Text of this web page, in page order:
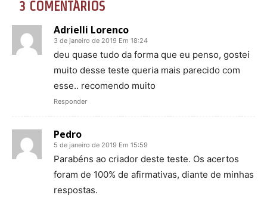
3 COMENTÁRIOS
Adrielli Lorenco
3 de janeiro de 2019 Em 18:24
deu quase tudo da forma que eu penso, gostei
muito desse teste queria mais parecido com
esse.. recomendo muito
Responder
Pedro
5 de janeiro de 2019 Em 15:59
Parabéns ao criador deste teste. Os acertos
foram de 100% de afirmativas, diante de minhas
respostas.